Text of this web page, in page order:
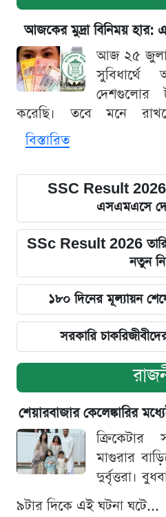
আজকের মুদ্রা বিনিময় হার:
আজ ২৫
সুবিধার্থে
দেশগুলোর
করেছি। তবে মনে
বিস্তারিত
SSC Result 2026
এসএমএসে
SSc Result 2026 তারিখ
নতুন
১৮০ দিনের মূল্যায়ন
সরকারি
শেয়ারবাজার কেলেঙ্কারির
মাগুরার
দুর্বৃত্তরা।
৯টার দিকে এই ঘটনা ঘটে...